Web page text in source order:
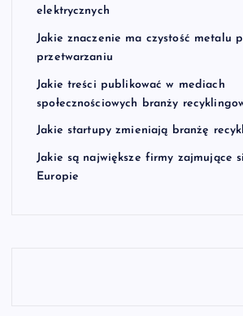
elektrycznych
Jakie znaczenie ma czystość metalu
przetwarzaniu
Jakie treści publikować w mediach
społecznościowych branży
Jakie startupy zmieniają branżę
Jakie są największe firmy zajmujące
Europie